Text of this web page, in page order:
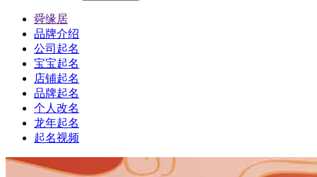
舜缘居
品牌介绍
公司起名
宝宝起名
店铺起名
品牌起名
个人改名
龙年起名
起名视频